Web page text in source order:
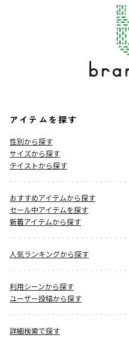
アイテムを探す
性別から探す
サイズから探す
テイストから探す
おすすめアイテムから探す
セール中アイテムを探す
新着アイテムから探す
人気ランキングから探す
利用シーンから探す
ユーザー投稿から探す
詳細検索で探す